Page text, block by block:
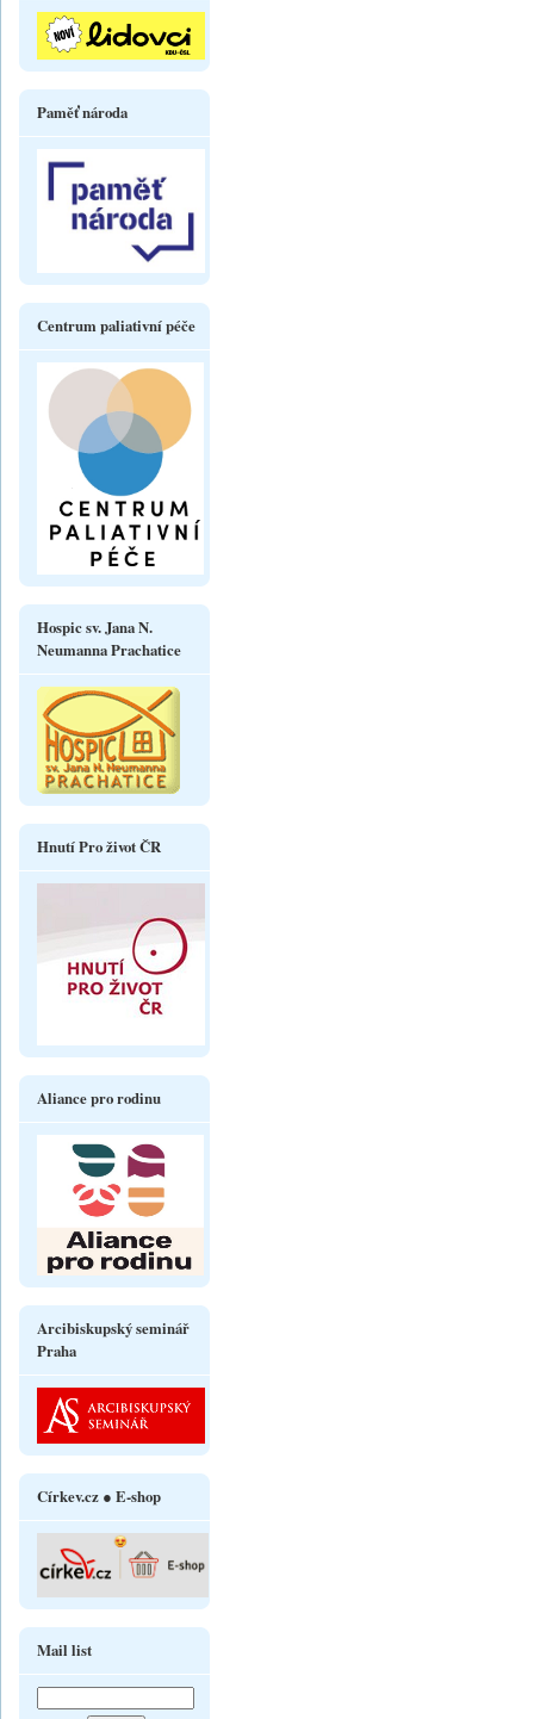
Paměť národa
Centrum paliativní péče
Hospic sv. Jana N.
Neumanna Prachatice
Hnutí Pro život ČR
Aliance pro rodinu
Arcibiskupský seminář
Praha
Církev.cz ● E-shop
Mail list